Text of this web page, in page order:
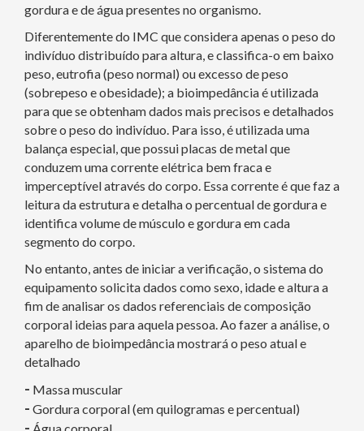
gordura e de água presentes no organismo.
Diferentemente do IMC que considera apenas o peso do
indivíduo distribuído para altura, e classifica-o em baixo
peso, eutrofia (peso normal) ou excesso de peso
(sobrepeso e obesidade); a bioimpedância é utilizada
para que se obtenham dados mais precisos e detalhados
sobre o peso do indivíduo. Para isso, é utilizada uma
balança especial, que possui placas de metal que
conduzem uma corrente elétrica bem fraca e
imperceptível através do corpo. Essa corrente é que faz a
leitura da estrutura e detalha o percentual de gordura e
identifica volume de músculo e gordura em cada
segmento do corpo.
No entanto, antes de iniciar a verificação, o sistema do
equipamento solicita dados como sexo, idade e altura a
fim de analisar os dados referenciais de composição
corporal ideias para aquela pessoa. Ao fazer a análise, o
aparelho de bioimpedância mostrará o peso atual e
detalhado
- Massa muscular
- Gordura corporal (em quilogramas e percentual)
Água corporal